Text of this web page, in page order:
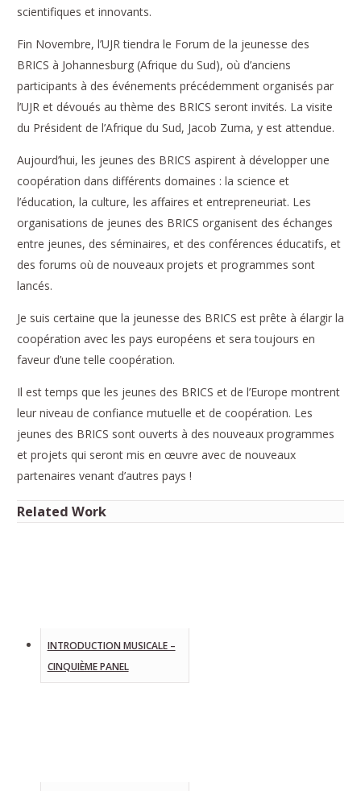
scientifiques et innovants.
Fin Novembre, l’UJR tiendra le Forum de la jeunesse des
BRICS à Johannesburg (Afrique du Sud), où d’anciens
participants à des événements précédemment organisés par
l’UJR et dévoués au thème des BRICS seront invités. La visite
du Président de l’Afrique du Sud, Jacob Zuma, y est attendue.
Aujourd’hui, les jeunes des BRICS aspirent à développer une
coopération dans différents domaines : la science et
l’éducation, la culture, les affaires et entrepreneuriat. Les
organisations de jeunes des BRICS organisent des échanges
entre jeunes, des séminaires, et des conférences éducatifs, et
des forums où de nouveaux projets et programmes sont
lancés.
Je suis certaine que la jeunesse des BRICS est prête à élargir la
coopération avec les pays européens et sera toujours en
faveur d’une telle coopération.
Il est temps que les jeunes des BRICS et de l’Europe montrent
leur niveau de confiance mutuelle et de coopération. Les
jeunes des BRICS sont ouverts à des nouveaux programmes
et projets qui seront mis en œuvre avec de nouveaux
partenaires venant d’autres pays !
Related Work
INTRODUCTION MUSICALE –
CINQUIÈME PANEL